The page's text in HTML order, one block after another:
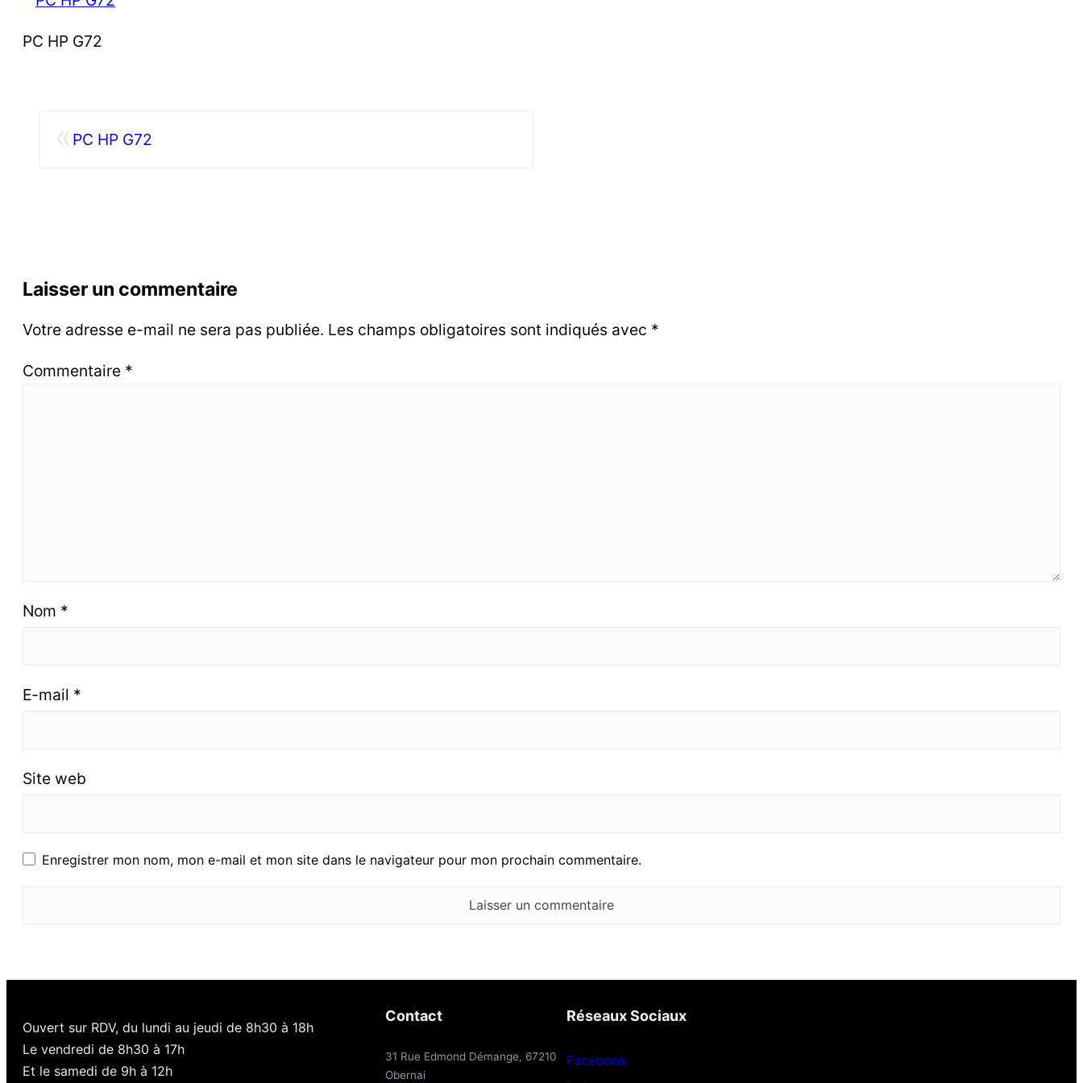
PC HP G72
PC HP G72
Laisser un commentaire
Votre adresse e-mail ne sera pas publiée. Les champs obligatoires sont indiqués avec *
Commentaire *
Nom *
E-mail *
Site web
Enregistrer mon nom, mon e-mail et mon site dans le navigateur pour mon prochain commentaire.
Ouvert sur RDV, du lundi au jeudi de 8h30 à 18h
Le vendredi de 8h30 à 17h
Et le samedi de 9h à 12h
Contact
31 Rue Edmond Démange, 67210
Obernai
Réseaux Sociaux
Facebook